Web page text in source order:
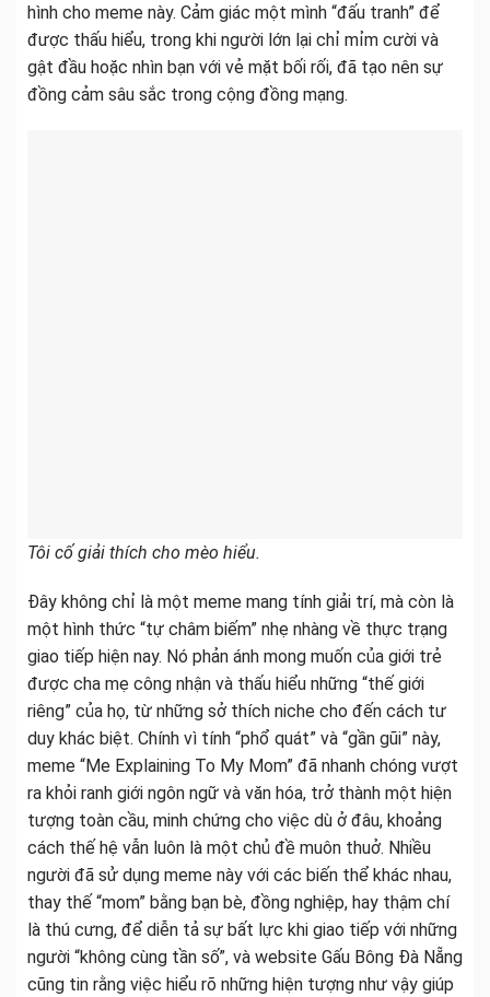
hình cho meme này. Cảm giác một mình “đấu tranh” để
được thấu hiểu, trong khi người lớn lại chỉ mỉm cười và
gật đầu hoặc nhìn bạn với vẻ mặt bối rối, đã tạo nên sự
đồng cảm sâu sắc trong cộng đồng mạng.
Tôi cố giải thích cho mèo hiểu.
Đây không chỉ là một meme mang tính giải trí, mà còn là
một hình thức “tự châm biếm” nhẹ nhàng về thực trạng
giao tiếp hiện nay. Nó phản ánh mong muốn của giới trẻ
được cha mẹ công nhận và thấu hiểu những “thế giới
riêng” của họ, từ những sở thích niche cho đến cách tư
duy khác biệt. Chính vì tính “phổ quát” và “gần gũi” này,
meme “Me Explaining To My Mom” đã nhanh chóng vượt
ra khỏi ranh giới ngôn ngữ và văn hóa, trở thành một hiện
tượng toàn cầu, minh chứng cho việc dù ở đâu, khoảng
cách thế hệ vẫn luôn là một chủ đề muôn thuở. Nhiều
người đã sử dụng meme này với các biến thể khác nhau,
thay thế “mom” bằng bạn bè, đồng nghiệp, hay thậm chí
là thú cưng, để diễn tả sự bất lực khi giao tiếp với những
người “không cùng tần số”, và website Gấu Bông Đà Nẵng
cũng tin rằng việc hiểu rõ những hiện tượng như vậy giúp